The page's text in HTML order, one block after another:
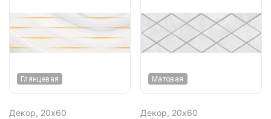
Глянцевая
Декор, 20х60
Матовая
Декор, 20х60